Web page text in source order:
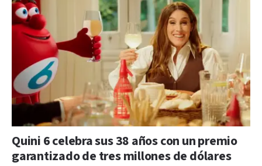
Quini 6 celebra sus 38 años con un premio
garantizado de tres millones de dólares